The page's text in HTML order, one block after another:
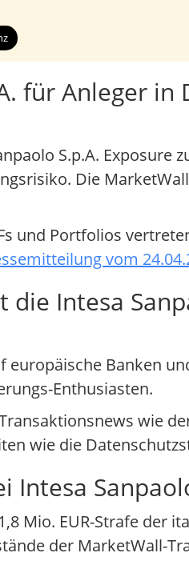
für Anleger
S.p.A. Exposure
Die
und Portfolios
vom
die Intesa
Banken
Enthusiasten.
wie
wie die
Intesa
Mio. EUR-Strafe der
der MarketWall-